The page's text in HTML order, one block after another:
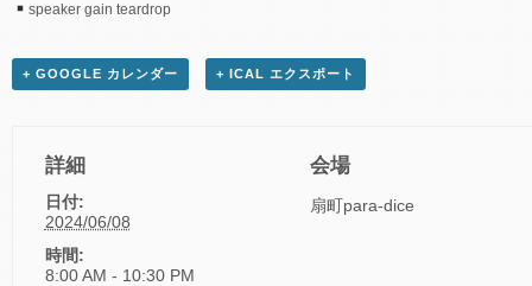
speaker gain teardrop
+ GOOGLE カレンダー + ICAL エクスポート
詳細
日付:
2024/06/08
時間:
8:00 AM - 10:30 PM
会場
扇町para-dice